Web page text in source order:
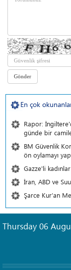
En çok
Rapor:
günde bir
BM Güvenlik
ön oylamayı
Gazze'li
İran, ABD ve
Şarce Kur’an
Thursday 06